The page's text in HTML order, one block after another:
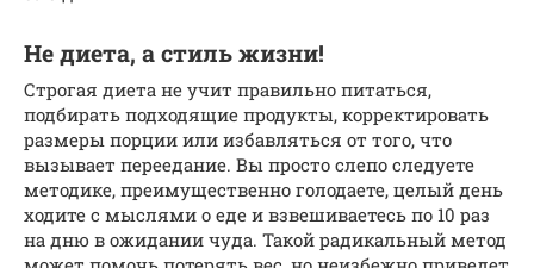
Не диета, а стиль жизни!
Строгая диета не учит правильно питаться,
подбирать подходящие продукты, корректировать
размеры порции или избавляться от того, что
вызывает переедание. Вы просто слепо следуете
методике, преимущественно голодаете, целый день
ходите с мыслями о еде и взвешиваетесь по 10 раз
на дню в ожидании чуда. Такой радикальный метод